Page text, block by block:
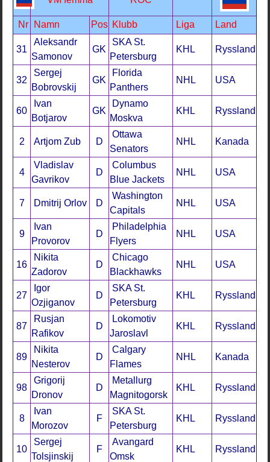
Nr Namn Pos Klubb Liga Land
31
Aleksandr
Samonov
GK
SKA St.
Petersburg
KHL Ryssland
32
Sergej
Bobrovskij
GK
Florida
Panthers
NHL USA
60
Ivan
Botjarov
GK
Dynamo
Moskva
KHL Ryssland
2 Artjom Zub D
Ottawa
Senators
NHL Kanada
4
Vladislav
Gavrikov
D
Columbus
Blue Jackets
NHL USA
7 Dmitrij Orlov D
Washington
Capitals
NHL USA
9
Ivan
Provorov
D
Philadelphia
Flyers
NHL USA
16
Nikita
Zadorov
D
Chicago
Blackhawks
NHL USA
27
Igor
Ozjiganov
D
SKA St.
Petersburg
KHL Ryssland
87
Rusjan
Rafikov
D
Lokomotiv
Jaroslavl
KHL Ryssland
89
Nikita
Nesterov
D
Calgary
Flames
NHL Kanada
98
Grigorij
Dronov
D
Metallurg
Magnitogorsk
KHL Ryssland
8
Ivan
Morozov
F
SKA St.
Petersburg
KHL Ryssland
10
Sergej
Tolsjinskij
F
Avangard
Omsk
KHL Ryssland